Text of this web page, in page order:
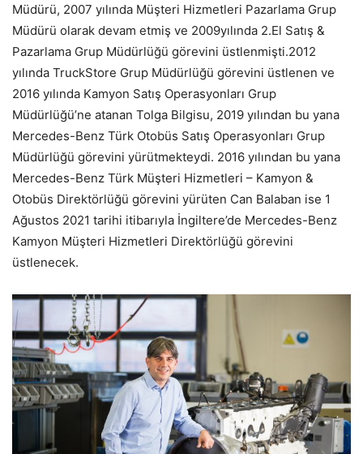
Müdürü, 2007 yılında Müşteri Hizmetleri Pazarlama Grup
Müdürü olarak devam etmiş ve 2009yılında 2.El Satış &
Pazarlama Grup Müdürlüğü görevini üstlenmişti.2012
yılında TruckStore Grup Müdürlüğü görevini üstlenen ve
2016 yılında Kamyon Satış Operasyonları Grup
Müdürlüğü’ne atanan Tolga Bilgisu, 2019 yılından bu yana
Mercedes-Benz Türk Otobüs Satış Operasyonları Grup
Müdürlüğü görevini yürütmekteydi. 2016 yılından bu yana
Mercedes-Benz Türk Müşteri Hizmetleri – Kamyon &
Otobüs Direktörlüğü görevini yürüten Can Balaban ise 1
Ağustos 2021 tarihi itibarıyla İngiltere’de Mercedes-Benz
Kamyon Müşteri Hizmetleri Direktörlüğü görevini
üstlenecek.